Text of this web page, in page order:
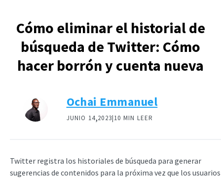
Cómo eliminar el historial de
búsqueda de Twitter: Cómo
hacer borrón y cuenta nueva
Ochai Emmanuel
JUNIO 14,2023|10 MIN LEER
Twitter registra los historiales de búsqueda para generar
sugerencias de contenidos para la próxima vez que los usuarios